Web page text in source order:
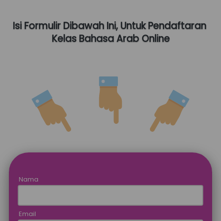
Isi Formulir Dibawah Ini, Untuk Pendaftaran
Kelas Bahasa Arab Online
Nama
Email